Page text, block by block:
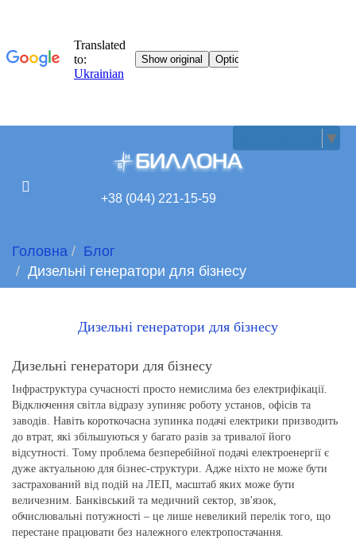
▼
+38 (044) 221-15-59
Головна
Блог
Дизельні генератори для бізнесу
Дизельні генератори для бізнесу
Дизельні генератори для бізнесу
Інфраструктура сучасності просто немислима без електрифікації.
Відключення світла відразу зупиняє роботу установ, офісів та
заводів. Навіть короткочасна зупинка подачі електрики призводить
до втрат, які збільшуються у багато разів за тривалої його
відсутності. Тому проблема безперебійної подачі електроенергії є
дуже актуальною для бізнес-структури. Адже ніхто не може бути
застрахований від подій на ЛЕП, масштаб яких може бути
величезним. Банківський та медичний сектор, зв'язок,
обчислювальні потужності – це лише невеликий перелік того, що
перестане працювати без належного електропостачання.